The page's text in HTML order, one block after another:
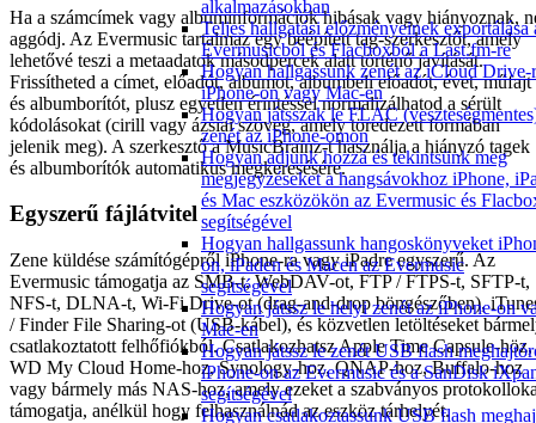
alkalmazásokban
Teljes hallgatási előzményeinek exportálása
Evermusicból és Flacboxból a Last.fm-re
Hogyan hallgassunk zenét az iCloud Drive-
iPhone-on vagy Mac-en
Hogyan játsszak le FLAC
zenét az iPhone-omon
Hogyan adjunk hozzá és tekintsünk meg
megjegyzéseket a hangsávokhoz iPhone,
és Mac eszközökön az Evermusic és
segítségével
Hogyan hallgassunk hangoskönyveket
on, iPaden és Macen az Evermusic
segítségével
Hogyan játssz le helyi zenét az iPhone-on
Mac-en
Hogyan játssz le zenét USB flash
iPhone-on az Evermusic és a SanDisk
segítségével
Hogyan csatlakoztassunk USB flash
Ha a számcímek vagy albuminformációk hibásak vagy hiányoznak,
aggódj. Az Evermusic tartalmaz egy beépített tag-szerkesztőt, amely
lehetővé teszi a metaadatok másodpercek alatt történő javítását.
Frissítheted a címet, előadót, albumot, albumbeli előadót, évet, műfajt
és albumborítót, plusz egyetlen érintéssel normalizálhatod a sérült
kódolásokat (cirill vagy ázsiai szöveg, amely töredezett formában
jelenik meg). A szerkesztő a MusicBrainz-t használja a hiányzó tagek
és albumborítók automatikus megkeresésére.
Egyszerű fájlátvitel
Zene küldése számítógépről iPhone-ra vagy iPadre egyszerű. Az
Evermusic támogatja az SMB-t, WebDAV-ot, FTP / FTPS-t, SFTP-t,
NFS-t, DLNA-t, Wi-Fi Drive-ot (drag-and-drop böngészőben),
/ Finder File Sharing-ot (USB-kábel), és közvetlen letöltéseket
csatlakoztatott felhőfiókból. Csatlakozhatsz Apple Time Capsule-höz,
WD My Cloud Home-hoz, Synology-hoz, QNAP-hoz, Buffalo-hoz
vagy bármely más NAS-hoz, amely ezeket a szabványos
támogatja, anélkül hogy felhasználnád az eszköz tárhelyét.